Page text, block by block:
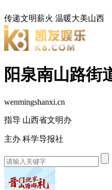
传递文明薪火 温暖大美山西
阳泉南山路街
wenmingshanxi.cn
指导 山西省文明办
主办 科学导报社